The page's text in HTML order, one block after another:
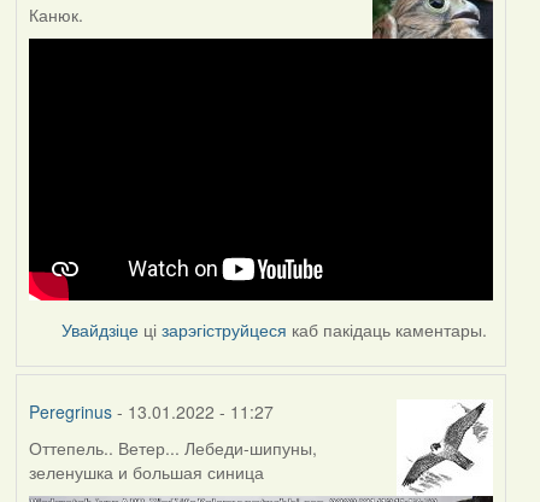
Канюк.
Увайдзіце цізарэгіструйцеся каб пакідаць каментары.
Peregrinus- 13.01.2022 - 11:27
Оттепель.. Ветер... Лебеди-шипуны,
зеленушка и большая синица